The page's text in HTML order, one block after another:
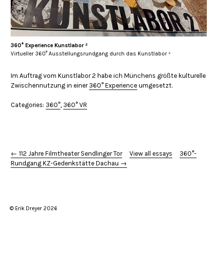
360° Experience Kunstlabor ²
Virtueller 360° Ausstellungsrundgang durch das Kunstlabor ²
Im Auftrag vom Kunstlabor 2 habe ich Münchens größte kulturelle
Zwischennutzung in einer 360° Experience umgesetzt.
Categories: 360°, 360° VR
← 112 Jahre Filmtheater Sendlinger Tor View all essays
360°-
Rundgang KZ-Gedenkstätte Dachau →
© Erik Dreyer 2026